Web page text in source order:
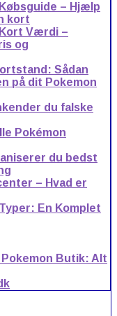
– Hjælp
kort
Værdi –
og
Sådan
på dit Pokemon
du falske
Pokémon
du bedst
– Hvad er
En Komplet
Pokemon Butik: Alt